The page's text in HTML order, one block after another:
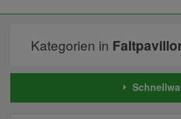
Kategorien in